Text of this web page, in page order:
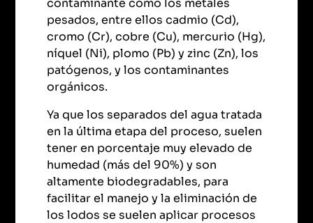
contaminante como los metales
pesados, entre ellos cadmio (Cd),
cromo (Cr), cobre (Cu), mercurio (Hg),
níquel (Ni), plomo (Pb) y zinc (Zn), los
patógenos, y los contaminantes
orgánicos.
Ya que los separados del agua tratada
en la última etapa del proceso, suelen
tener en porcentaje muy elevado de
humedad (más del 90%) y son
altamente biodegradables, para
facilitar el manejo y la eliminación de
los lodos se suelen aplicar procesos